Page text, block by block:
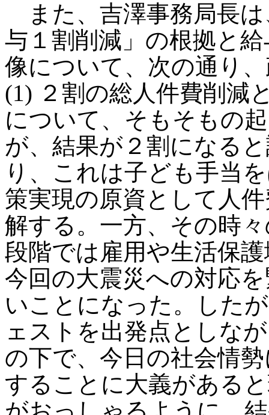
また、吉澤事務局長は
与１割削減」の根拠と
像について、次の通り
(1) ２割の総人件費削減
について、そもそもの
が、結果が２割になる
り、これは子ども手当
策実現の原資として人
解する。一方、その時
段階では雇用や生活保
今回の大震災への対応
いことになった。した
ェストを出発点としな
の下で、今日の社会情
することに大義がある